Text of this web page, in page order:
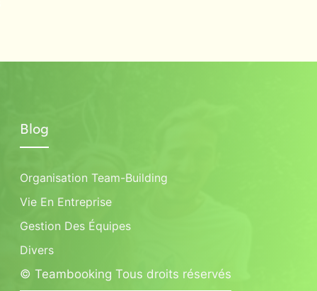
Blog
Organisation Team-Building
Vie En Entreprise
Gestion Des Équipes
Divers
© Teambooking Tous droits réservés